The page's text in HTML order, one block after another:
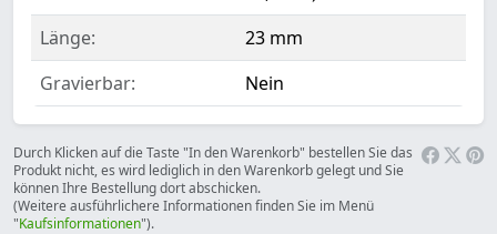
Länge:
23 mm
Gravierbar:
Nein
Durch Klicken auf die Taste "In den Warenkorb" bestellen Sie das
Produkt nicht, es wird lediglich in den Warenkorb gelegt und Sie
können Ihre Bestellung dort abschicken.
(Weitere ausführlichere Informationen finden Sie im Menü
"Kaufsinformationen").